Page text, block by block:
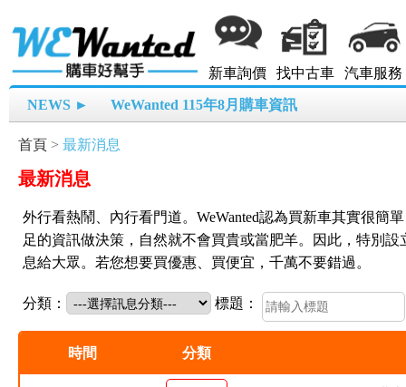
新車詢價 找中古車 汽車服務
NEWS ► WeWanted 115年8月購車資訊
首頁 > 最新消息
最新消息
外行看熱鬧、內行看門道。WeWanted認為買新車其實很簡
足的資訊做決策，自然就不會買貴或當肥羊。因此，特別
息給大眾。若您想要買優惠、買便宜，千萬不要錯過。
分類： 標題：
時間 分類